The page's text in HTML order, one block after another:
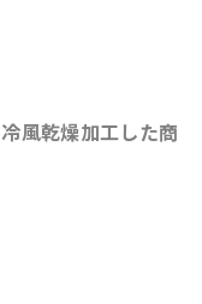
風乾燥加工した商